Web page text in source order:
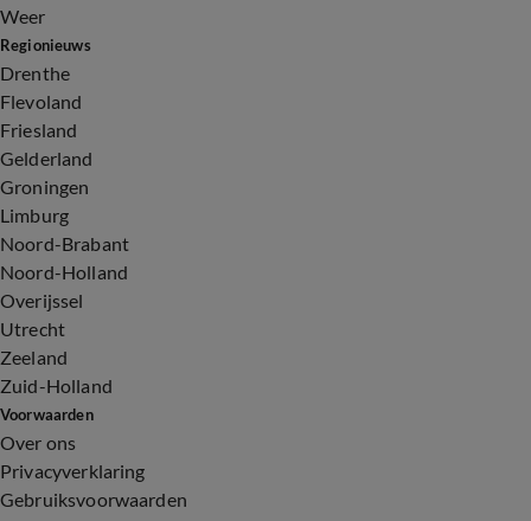
Weer
Regionieuws
Drenthe
Flevoland
Friesland
Gelderland
Groningen
Limburg
Noord-Brabant
Noord-Holland
Overijssel
Utrecht
Zeeland
Zuid-Holland
Voorwaarden
Over ons
Privacyverklaring
Gebruiksvoorwaarden